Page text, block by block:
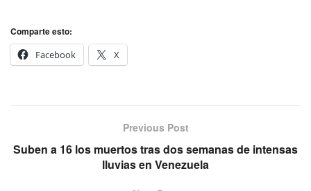
Comparte esto:
Facebook
X
Previous Post
Suben a 16 los muertos tras dos semanas de intensas
lluvias en Venezuela